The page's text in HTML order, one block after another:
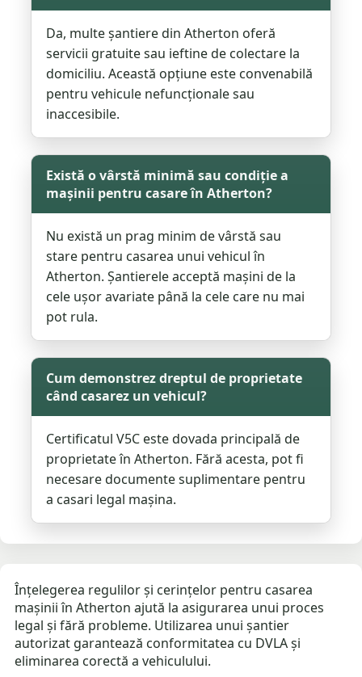
Da, multe șantiere din Atherton oferă
servicii gratuite sau ieftine de colectare la
domiciliu. Această opțiune este convenabilă
pentru vehicule nefuncționale sau
inaccesibile.
Există o vârstă minimă sau condiție a
mașinii pentru casare în Atherton?
Nu există un prag minim de vârstă sau
stare pentru casarea unui vehicul în
Atherton. Șantierele acceptă mașini de la
cele ușor avariate până la cele care nu mai
pot rula.
Cum demonstrez dreptul de proprietate
când casarez un vehicul?
Certificatul V5C este dovada principală de
proprietate în Atherton. Fără acesta, pot fi
necesare documente suplimentare pentru
a casari legal mașina.
Înțelegerea regulilor și cerințelor pentru casarea
mașinii în Atherton ajută la asigurarea unui proces
legal și fără probleme. Utilizarea unui șantier
autorizat garantează conformitatea cu DVLA și
eliminarea corectă a vehiculului.